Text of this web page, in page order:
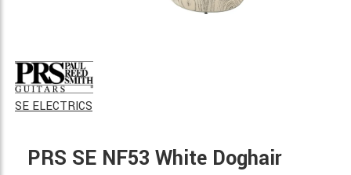
SE ELECTRICS
PRS SE NF53 White Doghair